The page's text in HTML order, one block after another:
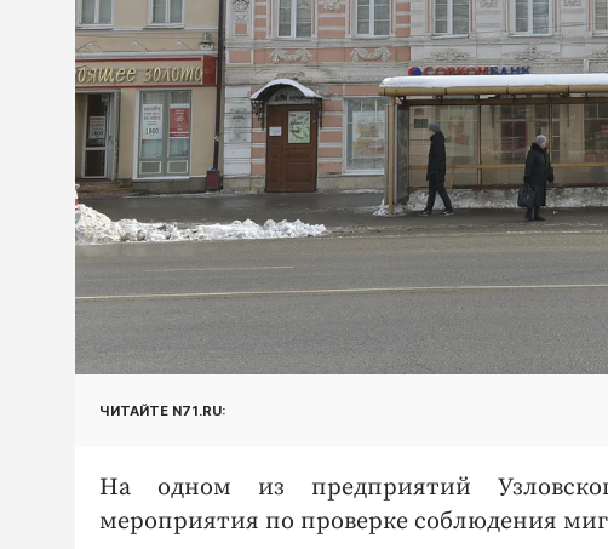
ЧИТАЙТЕ N71.RU:
На одном из предприятий
мероприятия по проверке соблюдения